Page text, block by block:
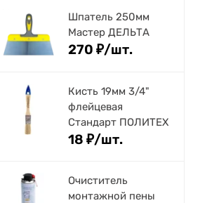
Шпатель 250мм
Мастер ДЕЛЬТА
270 ₽/шт.
Кисть 19мм 3/4"
флейцевая
Стандарт ПОЛИТЕХ
18 ₽/шт.
Очиститель
монтажной пены